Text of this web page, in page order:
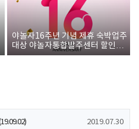
야놀자16주년 기념 제휴 숙박업주
대상 야놀자통합발주센터 할인쿠
폰 증정
2019.07.30